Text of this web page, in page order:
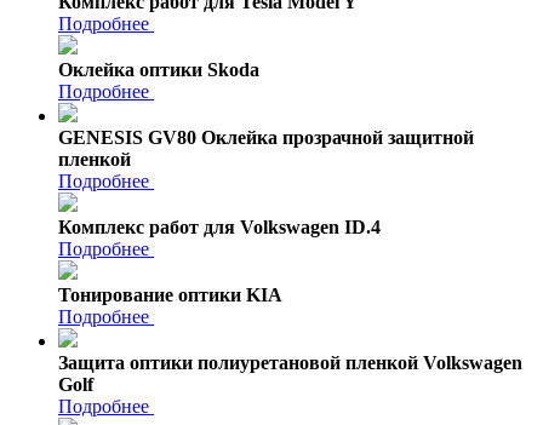
Подробнее
Оклейка оптики Skoda
Подробнее
GENESIS GV80 Оклейка прозрачной защитной
пленкой
Подробнее
Комплекс работ для Volkswagen ID.4
Подробнее
Тонирование оптики KIA
Подробнее
Защита оптики полиуретановой пленкой Volkswagen
Golf
Подробнее